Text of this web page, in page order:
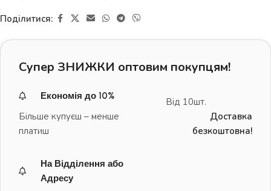
Поділитися:
Супер ЗНИЖКИ оптовим покупцям!
Економія до 10%
Більше купуєш – менше
платиш
Від 10шт.
Доставка
безкоштовна!
На Відділення або
Адресу